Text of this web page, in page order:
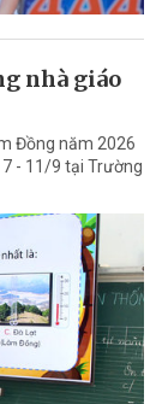
nhà giáo
Đồng năm 2026
- 11/9 tại Trường